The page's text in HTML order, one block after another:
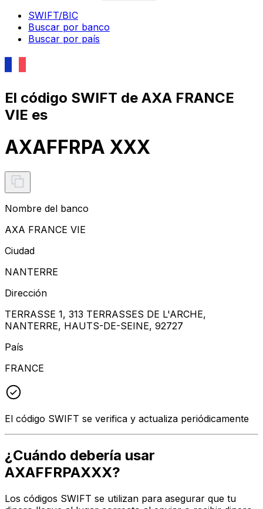
SWIFT/BIC
Buscar por banco
Buscar por país
El código SWIFT de AXA FRANCE
VIE es
AXAFFRPA XXX
Nombre del banco
AXA FRANCE VIE
Ciudad
NANTERRE
Dirección
TERRASSE 1, 313 TERRASSES DE L'ARCHE,
NANTERRE, HAUTS-DE-SEINE, 92727
País
FRANCE
El código SWIFT se verifica y actualiza periódicamente
¿Cuándo debería usar
AXAFFRPAXXX?
Los códigos SWIFT se utilizan para asegurar que tu